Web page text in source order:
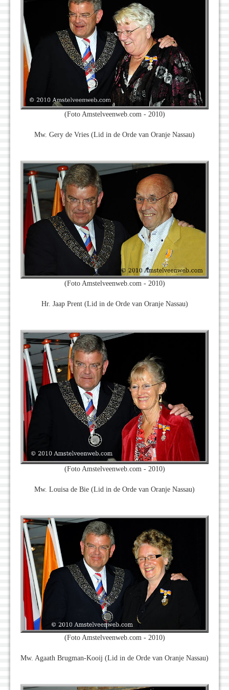
(Foto Amstelveenweb.com - 2010)
Mw. Gery de Vries (Lid in de Orde van Oranje Nassau)
(Foto Amstelveenweb.com - 2010)
Hr. Jaap Prent (Lid in de Orde van Oranje Nassau)
(Foto Amstelveenweb.com - 2010)
Mw. Louisa de Bie (Lid in de Orde van Oranje Nassau)
(Foto Amstelveenweb.com - 2010)
Mw. Agaath Brugman-Kooij (Lid in de Orde van Oranje Nassau)